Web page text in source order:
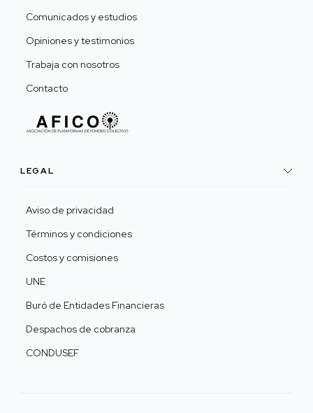
Comunicados y estudios
Opiniones y testimonios
Trabaja con nosotros
Contacto
LEGAL
Aviso de privacidad
Términos y condiciones
Costos y comisiones
UNE
Buró de Entidades Financieras
Despachos de cobranza
CONDUSEF